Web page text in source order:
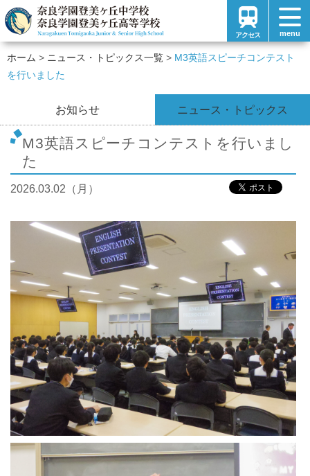
アクセス menu
ホーム ニュース・トピックス一覧
M3英語スピーチコンテスト
を行いました
お知らせ ニュース・トピックス
M3英語スピーチコンテストを行いまし
た
2026.03.02（月）